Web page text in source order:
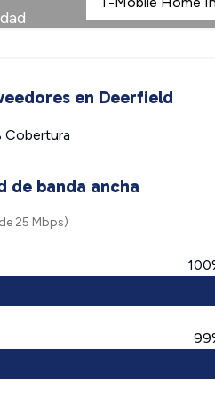
en Deerfield
de banda ancha
25 Mbps)